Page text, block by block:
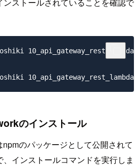
のインストール
のパッケージとして公開されて
インストールコマンドを実行しま